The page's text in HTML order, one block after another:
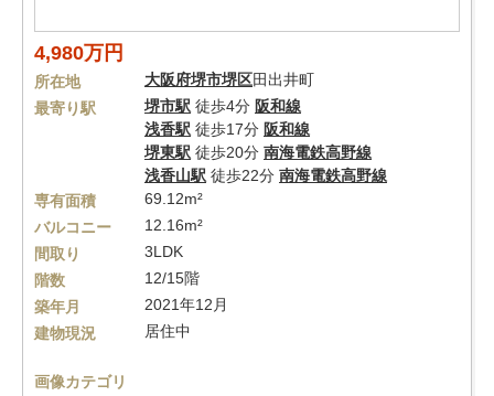
4,980万円
所在地 大阪府堺市堺区田出井町
最寄り駅
堺市駅 徒歩4分 阪和線
浅香駅 徒歩17分 阪和線
堺東駅 徒歩20分 南海電鉄高野線
浅香山駅 徒歩22分 南海電鉄高野線
専有面積
69.12m²
バルコニー
12.16m²
間取り
3LDK
階数
12/15階
築年月
2021年12月
建物現況
居住中
画像カテゴリ